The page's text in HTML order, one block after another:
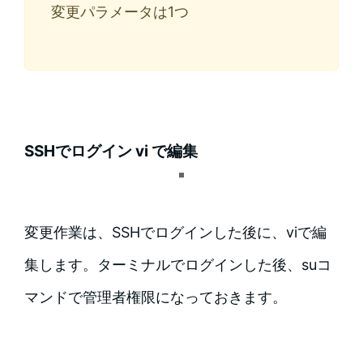
変更パラメータは1つ
SSHでログイン vi で編集
変更作業は、SSHでログインした後に、viで編
集します。ターミナルでログインした後、suコ
マンドで管理者権限になっておきます。